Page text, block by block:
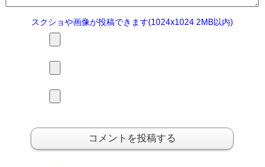
スクショや画像が投稿できます(1024x1024 2MB以内)